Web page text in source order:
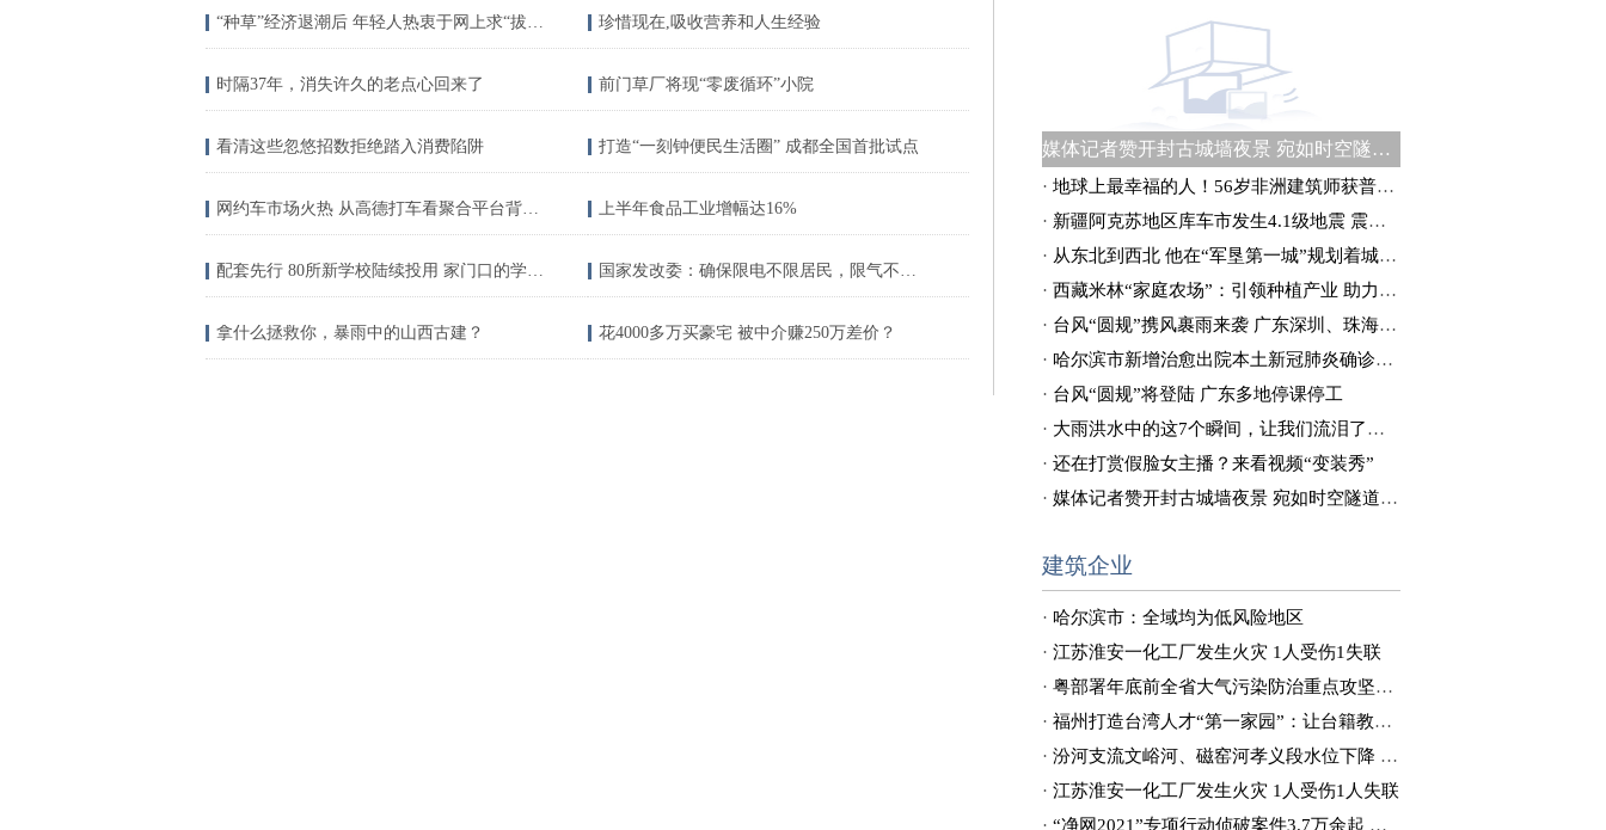
“种草”经济退潮后 年轻人热衷于网上求“拔草” 珍惜现在,吸收营养和人生经验
时隔37年，消失许久的老点心回来了 前门草厂将现“零废循环”小院
看清这些忽悠招数拒绝踏入消费陷阱 打造“一刻钟便民生活圈” 成都全国首批试点
网约车市场火热 从高德打车看聚合平台背后的算盘 上半年食品工业增幅达16%
配套先行 80所新学校陆续投用 家门口的学位很充足 国家发改委：确保限电不限居民，限气不限居民
拿什么拯救你，暴雨中的山西古建？ 花4000多万买豪宅 被中介赚250万差价？
媒体记者赞开封古城墙夜景 宛如时空隧道式“穿越”体验
· 地球上最幸福的人！56岁非洲建筑师获普利兹克建筑奖
· 新疆阿克苏地区库车市发生4.1级地震 震源深度21千米
· 从东北到西北 他在“军垦第一城”规划着城建未来
· 西藏米林“家庭农场”：引领种植产业 助力乡村振兴
· 台风“圆规”携风裹雨来袭 广东深圳、珠海等地停课停工
· 哈尔滨市新增治愈出院本土新冠肺炎确诊病例8例
· 台风“圆规”将登陆 广东多地停课停工
· 大雨洪水中的这7个瞬间，让我们流泪了……
· 还在打赏假脸女主播？来看视频“变装秀”
· 媒体记者赞开封古城墙夜景 宛如时空隧道式“穿越”体验
建筑企业
· 哈尔滨市：全域均为低风险地区
· 江苏淮安一化工厂发生火灾 1人受伤1失联
· 粤部署年底前全省大气污染防治重点攻坚工作
· 福州打造台湾人才“第一家园”：让台籍教师“来得了、留得下”
· 汾河支流文峪河、磁窑河孝义段水位下降 正在推进决口封堵
· 江苏淮安一化工厂发生火灾 1人受伤1人失联
· “净网2021”专项行动侦破案件3.7万余起 抓获嫌犯8万余人